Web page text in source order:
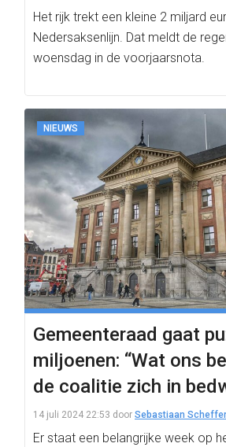
Het rijk trekt een kleine 2 miljard
Nedersaksenlijn. Dat meldt de
woensdag in de voorjaarsnota.
NIEUWS
Gemeenteraad gaat
miljoenen: “Wat ons
de coalitie zich in
14 juli 2024 22:53 door Sebastiaan Scheffer
Er staat een belangrijke week op